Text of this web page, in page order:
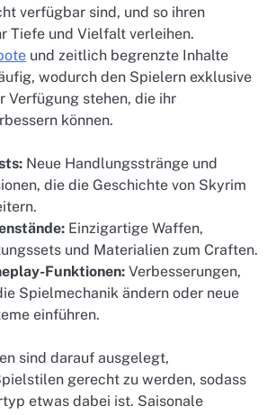
verfügbar sind, und so ihren
Tiefe und Vielfalt verleihen.
und zeitlich begrenzte Inhalte
wodurch den Spielern exklusive
Verfügung stehen, die ihr
können.
Neue Handlungsstränge und
die die Geschichte von Skyrim
Einzigartige Waffen,
und Materialien zum Craften.
Funktionen: Verbesserungen,
Spielmechanik ändern oder neue
einführen.
sind darauf ausgelegt,
gerecht zu werden, sodass
etwas dabei ist. Saisonale